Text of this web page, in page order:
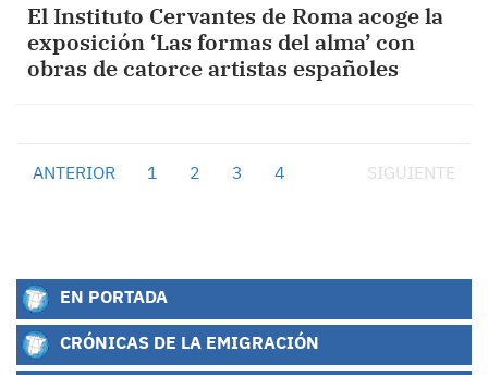
El Instituto Cervantes de Roma acoge la
exposición ‘Las formas del alma’ con
obras de catorce artistas españoles
ANTERIOR 1 2 3 4 SIGUIENTE
EN PORTADA
CRÓNICAS DE LA EMIGRACIÓN